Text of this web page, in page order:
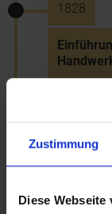
Zustimmung
Diese Webseite
1828
1828
(bis